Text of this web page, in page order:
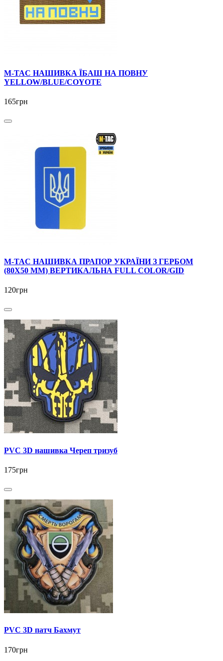
M-TAC НАШИВКА ЇБАШ НА ПОВНУ
YELLOW/BLUE/COYOTE
165грн
M-TAC НАШИВКА ПРАПОР УКРАЇНИ З ГЕРБОМ
(80Х50 ММ) ВЕРТИКАЛЬНА FULL COLOR/GID
120грн
PVC 3D нашивка Череп тризуб
175грн
PVC 3D патч Бахмут
170грн